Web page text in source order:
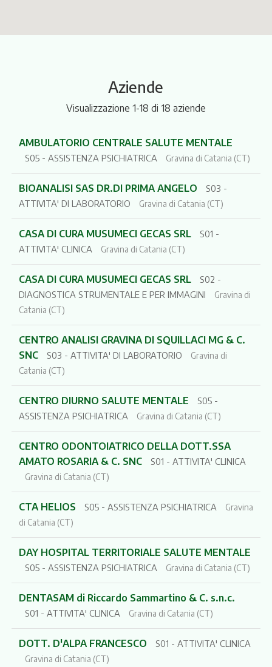
Aziende
Visualizzazione 1-18 di 18 aziende
AMBULATORIO CENTRALE SALUTE MENTALE
S05 - ASSISTENZA PSICHIATRICA Gravina di Catania (CT)
BIOANALISI SAS DR.DI PRIMA ANGELO
S03 -
ATTIVITA' DI LABORATORIO
Gravina di Catania (CT)
CASA DI CURA MUSUMECI GECAS SRL
S01 -
ATTIVITA' CLINICA
Gravina di Catania (CT)
CASA DI CURA MUSUMECI GECAS SRL
S02 -
DIAGNOSTICA STRUMENTALE E PER IMMAGINI
Gravina di
Catania (CT)
CENTRO ANALISI GRAVINA DI SQUILLACI MG & C.
SNC
S03 - ATTIVITA' DI LABORATORIO
Gravina di
Catania (CT)
CENTRO DIURNO SALUTE MENTALE
S05 -
ASSISTENZA PSICHIATRICA
Gravina di Catania (CT)
CENTRO ODONTOIATRICO DELLA DOTT.SSA
AMATO ROSARIA & C. SNC
S01 - ATTIVITA' CLINICA
Gravina di Catania (CT)
CTA HELIOS S05 - ASSISTENZA PSICHIATRICA
Gravina
di Catania (CT)
DAY HOSPITAL TERRITORIALE SALUTE MENTALE
S05 - ASSISTENZA PSICHIATRICA Gravina di Catania (CT)
DENTASAM di Riccardo Sammartino & C. s.n.c.
S01 - ATTIVITA' CLINICA Gravina di Catania (CT)
DOTT. D'ALPA FRANCESCO S01 - ATTIVITA' CLINICA
Gravina di Catania (CT)